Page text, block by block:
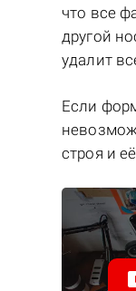
что все
другой
удалит
Если
строя и